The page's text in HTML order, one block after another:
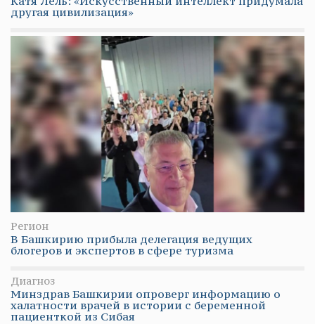
другая цивилизация»
Регион
В Башкирию прибыла делегация ведущих
блогеров и экспертов в сфере туризма
Диагноз
Минздрав Башкирии опроверг информацию о
халатности врачей в истории с беременной
пациенткой из Сибая